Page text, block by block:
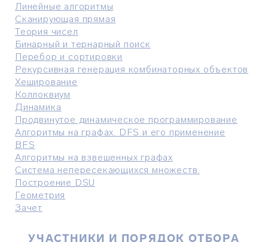
Линейные алгоритмы
Сканирующая прямая
Теория чисел
Бинарный и тернарный поиск
Перебор и сортировки
Рекурсивная генерация комбинаторных объектов
Хеширование
Коллоквиум
Динамика
Продвинутое динамическое программирование
Алгоритмы на графах. DFS и его применение
BFS
Алгоритмы на взвешенных графах
Система непересекающихся множеств.
Построение DSU
Геометрия
Зачет
УЧАСТНИКИ И ПОРЯДОК ОТБОРА